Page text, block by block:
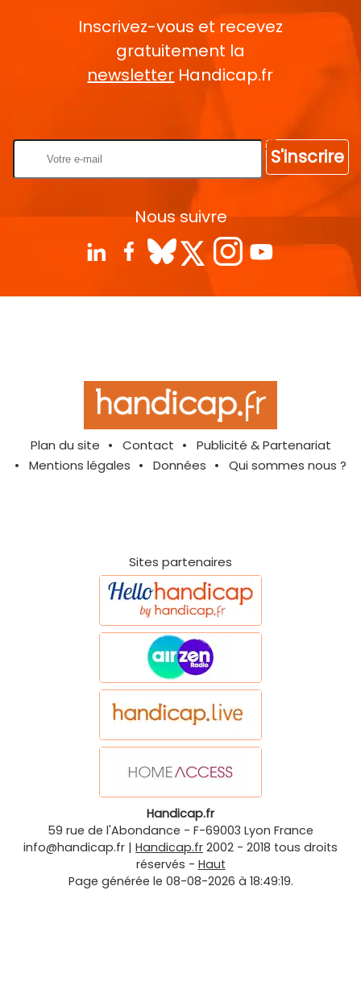
Inscrivez-vous et recevez
gratuitement la
newsletter Handicap.fr
S'inscrire
Nous suivre
Plan du site Contact
Publicité & Partenariat
Mentions légales
Données Qui sommes nous ?
Sites partenaires
Handicap.fr
59 rue de l'Abondance - F-69003 Lyon France
info@handicap.fr | Handicap.fr 2002 - 2018 tous droits
réservés - Haut
Page générée le 08-08-2026 à 18:49:19.